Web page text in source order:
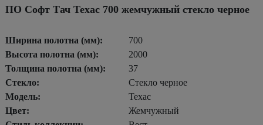
ПО Софт Тач Техас 700 жемчужный стекло черное
Ширина полотна (мм):
700
Высота полотна (мм):
2000
Толщина полотна (мм):
37
Стекло:
Стекло черное
Модель:
Техас
Цвет:
Жемчужный